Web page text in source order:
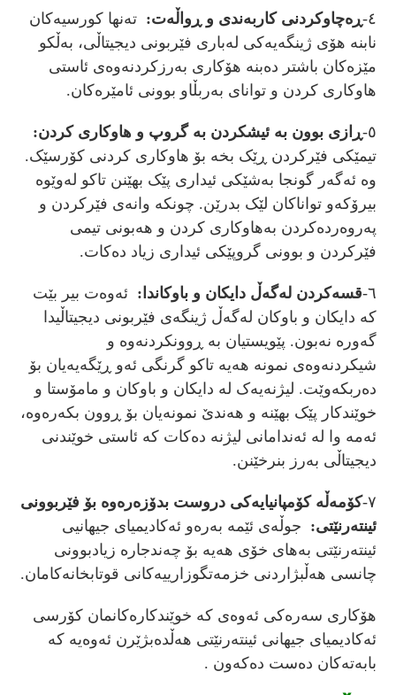
٤- ڕەچاوکردنی کاربەندی و ڕواڵەت: تەنها کورسیەکان
نابنە هۆی ژینگەیەکی لەباری فێربونی دیجیتاڵی، بەڵکو
مێزەکان باشتر دەبنە هۆکاری بەرزکردنەوەی ئاستی
هاوکاری کردن و توانای بەربڵاو بوونی ئامێرەکان.
٥- ڕازی بوون بە ئیشکردن بە گروپ و هاوکاری کردن:
تیمێکی فێرکردن ڕێک بخە بۆ هاوکاری کردنی کۆرسێک.
وە ئەگەر گونجا بەشێکی ئیداری پێک بهێنن تاکو لەوێوە
بیرۆکەو تواناکان لێک بدرێن. چونکە وانەی فێرکردن و
پەروەردەکردن بەهاوکاری کردن و هەبونی تیمی
فێرکردن و بوونی گروپێکی ئیداری زیاد دەکات.
٦- قسەکردن لەگەڵ دایکان و باوکاندا: ئەوەت بیر بێت
کە دایکان و باوکان لەگەڵ ژینگەی فێربونی دیجیتاڵیدا
گەورە نەبون. پێویستیان بە ڕوونکردنەوە و
شیکردنەوەی نمونە هەیە تاکو گرنگی ئەو ڕێگەیەیان بۆ
دەربکەوێت. لیژنەیەک لە دایکان و باوکان و مامۆستا و
خوێندکار پێک بهێنە و هەندێ نمونەیان بۆ ڕوون بکەرەوە،
ئەمە وا لە ئەندامانی لیژنە دەکات کە ئاستی خوێندنی
دیجیتاڵی بەرز بنرخێنن.
٧- کۆمەڵە کۆمپانیایەکی دروست بدۆزەرەوە بۆ فێربوونی
ئینتەرنێتی: جوڵەی ئێمە بەرەو ئەکادیمیای جیهانیی
ئینتەرنێتی بەهای خۆی هەیە بۆ چەندجارە زیادبوونی
چانسی هەڵبژاردنی خزمەتگوزارییەکانی قوتابخانەکامان.
هۆکاری سەرەکی ئەوەی کە خوێندکارەکانمان کۆرسی
ئەکادیمیای جیهانی ئینتەرنێتی هەڵدەبژێرن ئەوەیە کە
بابەتەکان دەست دەکەون .